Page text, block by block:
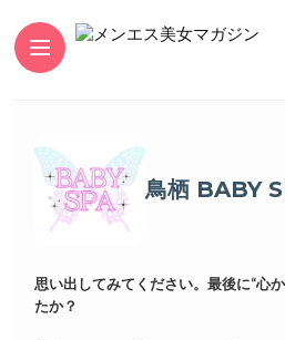
鳥栖 BABY
思い出してみてください。最後に“心
たか？